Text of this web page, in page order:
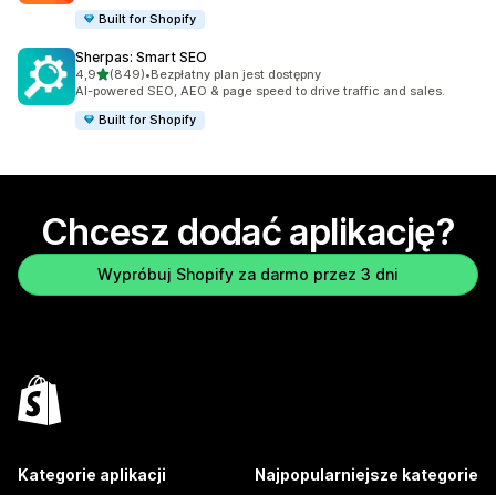
Built for Shopify
Sherpas: Smart SEO
4,9na 5 gwiazdek
(849)
Łączna liczba recenzji: 849
•Bezpłatny plan jest dostępny
AI-powered SEO, AEO & page speed to drive traffic and sales.
Built for Shopify
Chcesz dodać aplikację?
Wypróbuj Shopify za darmo przez 3 dni
Kategorie aplikacji Najpopularniejsze kategorie